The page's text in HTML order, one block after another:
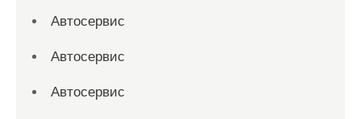
Автосервис
Автосервис
Автосервис